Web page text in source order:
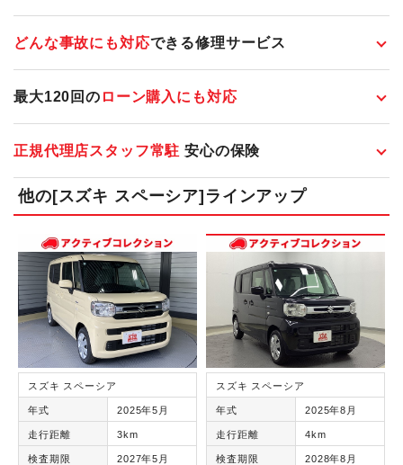
どんな事故にも対応できる修理サービス
最大120回の ローン購入にも対応
正規代理店スタッフ常駐 安心の保険
他の[スズキ スペーシア]ラインアップ
スズキ スペーシア
年式 2025年5月
走行距離 3km
検査期限 2027年5月
スズキ スペーシア
年式 2025年8月
走行距離 4km
検査期限 2028年8月